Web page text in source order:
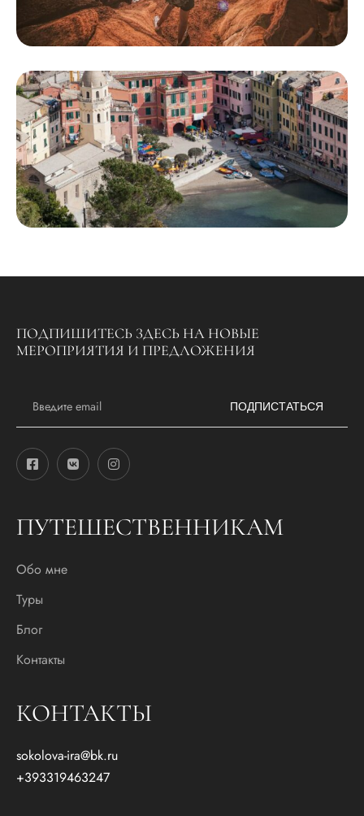
ПОДПИШИТЕСЬ ЗДЕСЬ НА НОВЫЕ
МЕРОПРИЯТИЯ И ПРЕДЛОЖЕНИЯ
a
l
*
ПОДПИСТАТЬСЯ
ПУТЕШЕСТВЕННИКАМ
Обо мне
Туры
Блог
Контакты
КОНТАКТЫ
sokolova-ira@bk.ru
+393319463247